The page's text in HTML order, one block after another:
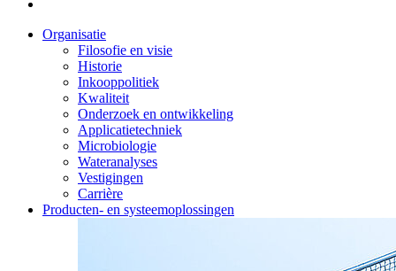
Organisatie
Filosofie en visie
Historie
Inkooppolitiek
Kwaliteit
Onderzoek en ontwikkeling
Applicatietechniek
Microbiologie
Wateranalyses
Vestigingen
Carrière
Producten- en systeemoplossingen